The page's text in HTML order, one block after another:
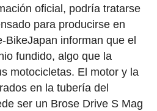
oficial, podría tratarse
para producirse en
BikeJapan informan que el
fundido, algo que la
motocicletas. El motor y la
en la tubería del
ser un Brose Drive S Mag